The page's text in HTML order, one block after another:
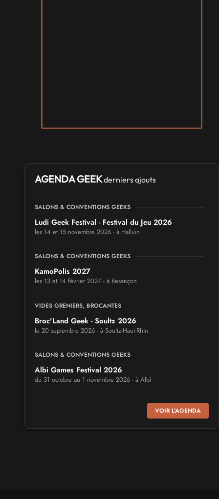
AGENDA GEEKderniers ajouts
SALONS & CONVENTIONS GEEKS
Ludi Geek Festival - Festival du Jeu 2026
les 14 et 15 novembre 2026 - à Halluin
SALONS & CONVENTIONS GEEKS
KamoPolis 2027
les 13 et 14 février 2027 - à Besançon
VIDES GRENIERS, BROCANTES
Broc'Land Geek - Soultz 2026
le 20 septembre 2026 - à Soultz-Haut-Rhin
SALONS & CONVENTIONS GEEKS
Albi Games Festival 2026
du 31 octobre au 1 novembre 2026 - à Albi
Virtual Calais - salon du jeu vidéo et des loisirs
numériques 2026
VOIR L'AGENDA